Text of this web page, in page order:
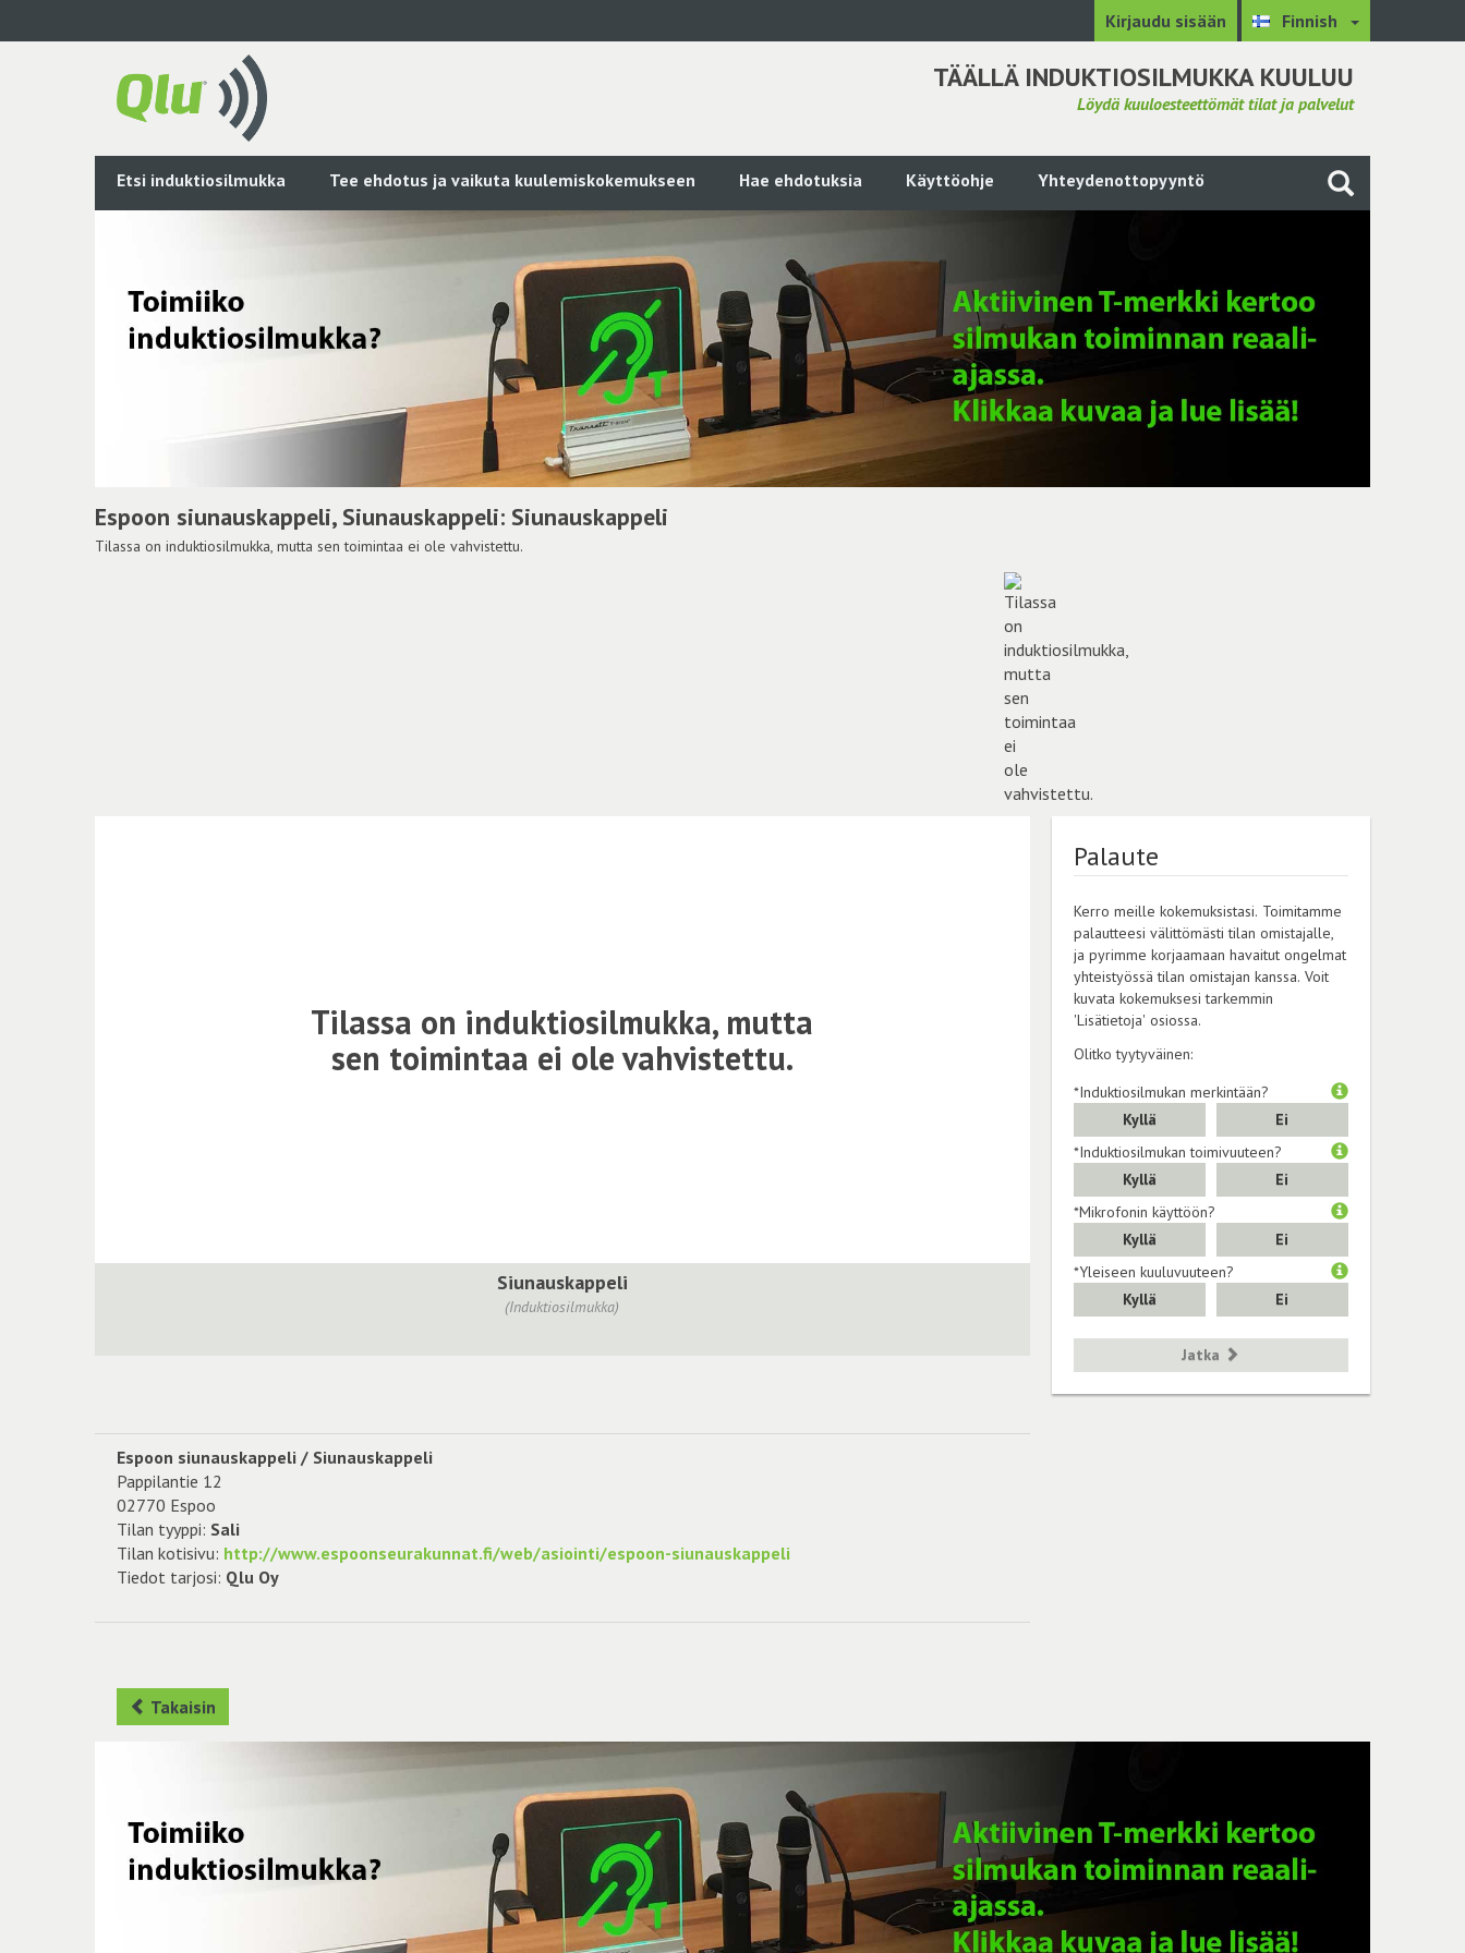
Kirjaudu sisään Finnish
TÄÄLLÄ INDUKTIOSILMUKKA KUULUU
Löydä kuuloesteettömät tilat ja palvelut
Etsi induktiosilmukka Tee ehdotus ja vaikuta kuulemiskokemukseen Hae ehdotuksia Käyttöohje Yhteydenottopyyntö
Espoon siunauskappeli, Siunauskappeli: Siunauskappeli
Tilassa on induktiosilmukka, mutta sen toimintaa ei ole vahvistettu.
Tilassa on induktiosilmukka, mutta
sen toimintaa ei ole vahvistettu.
Siunauskappeli
(Induktiosilmukka)
Espoon siunauskappeli / Siunauskappeli
Pappilantie 12
02770 Espoo
Tilan tyyppi: Sali
Tilan kotisivu: http://www.espoonseurakunnat.fi/web/asiointi/espoon-siunauskappeli
Tiedot tarjosi: Qlu Oy
Palaute
Kerro meille kokemuksistasi. Toimitamme
palautteesi välittömästi tilan omistajalle,
ja pyrimme korjaamaan havaitut ongelmat
yhteistyössä tilan omistajan kanssa. Voit
kuvata kokemuksesi tarkemmin
'Lisätietoja' osiossa.
Olitko tyytyväinen:
*Induktiosilmukan merkintään?
Kyllä
Ei
*Induktiosilmukan toimivuuteen?
Kyllä
Ei
*Mikrofonin käyttöön?
Kyllä
Ei
*Yleiseen kuuluvuuteen?
Kyllä
Ei
Jatka
Takaisin